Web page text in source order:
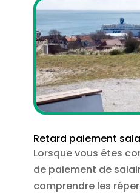
Retard paiement
Lorsque vous êtes
de paiement de
comprendre les